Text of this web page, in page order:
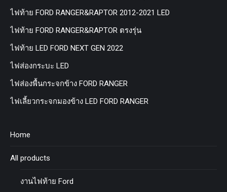
ไฟท้าย FORD RANGER&RAPTOR 2012-2021 LED
ไฟท้าย FORD RANGER&RAPTOR ตรงรุ่น
ไฟท้าย LED FORD NEXT GEN 2022
ไฟส่องกระบะ LED
ไฟส่องพื้นกระจกข้าง FORD RANGER
ไฟเลี้ยวกระจกมองข้าง LED FORD RANGER
Home
All products
งานไฟท้าย Ford